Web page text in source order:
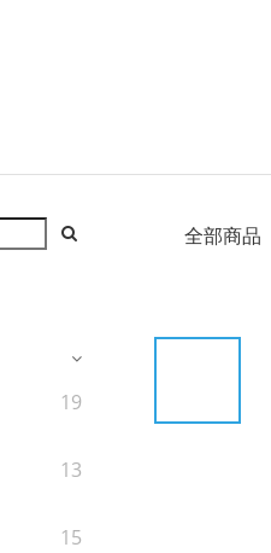
19
13
15
全部商品